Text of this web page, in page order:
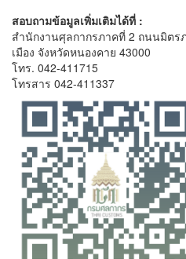
สอบถามข้อมูลเพิ่มเติมได้ที่ :
สำนักงานศุลกากรภาคที่ 2 ถนนมิตร
เมือง จังหวัดหนองคาย 43000
โทร. 042-411715
โทรสาร 042-411337